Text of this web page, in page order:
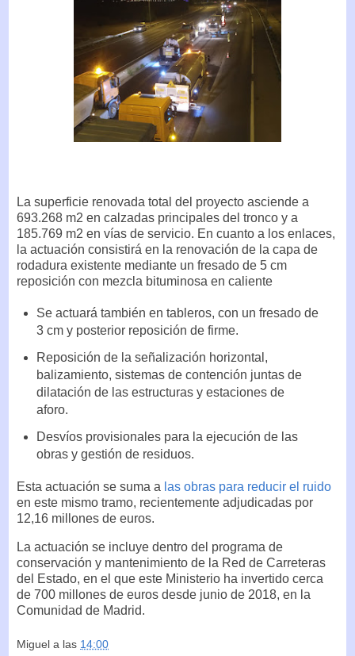
La superficie renovada total del proyecto asciende a
693.268 m2 en calzadas principales del tronco y a
185.769 m2 en vías de servicio. En cuanto a los enlaces,
la actuación consistirá en la renovación de la capa de
rodadura existente mediante un fresado de 5 cm
reposición con mezcla bituminosa en caliente
Se actuará también en tableros, con un fresado de
3 cm y posterior reposición de firme.
Reposición de la señalización horizontal,
balizamiento, sistemas de contención juntas de
dilatación de las estructuras y estaciones de
aforo.
Desvíos provisionales para la ejecución de las
obras y gestión de residuos.
Esta actuación se suma a las obras para reducir el ruido
en este mismo tramo, recientemente adjudicadas por
12,16 millones de euros.
La actuación se incluye dentro del programa de
conservación y mantenimiento de la Red de Carreteras
del Estado, en el que este Ministerio ha invertido cerca
de 700 millones de euros desde junio de 2018, en la
Comunidad de Madrid.
Miguel a las 14:00